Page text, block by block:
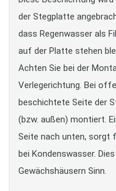
der Stegplatte
dass Regenwasser als
auf der Platte stehen
Achten Sie bei der
Verlegerichtung. Bei
beschichtete Seite der
(bzw. außen) montiert.
Seite nach unten, sorgt
bei Kondenswasser.
Gewächshäusern Sinn.